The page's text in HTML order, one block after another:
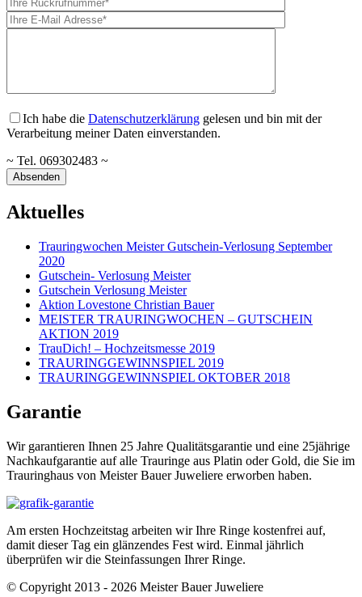
Ich habe die Datenschutzerklärung gelesen und bin mit der
Verarbeitung meiner Daten einverstanden.
~ Tel. 069302483 ~
Aktuelles
Trauringwochen Meister Gutschein-Verlosung September
2020
Gutschein- Verlosung Meister
Gutschein Verlosung Meister
Aktion Lovestone Christian Bauer
MEISTER TRAURINGWOCHEN – GUTSCHEIN
AKTION 2019
TrauDich! – Hochzeitsmesse 2019
TRAURINGGEWINNSPIEL 2019
TRAURINGGEWINNSPIEL OKTOBER 2018
Garantie
Wir garantieren Ihnen 25 Jahre Qualitätsgarantie und eine 25jährige
Nachkaufgarantie auf alle Trauringe aus Platin oder Gold, die Sie im
Trauringhaus von Meister Bauer Juweliere erworben haben.
Am ersten Hochzeitstag arbeiten wir Ihre Ringe kostenfrei auf,
damit dieser Tag ein glänzendes Fest wird. Einmal jährlich
überprüfen wir die Steinfassungen Ihrer Ringe.
© Copyright 2013 - 2026 Meister Bauer Juweliere